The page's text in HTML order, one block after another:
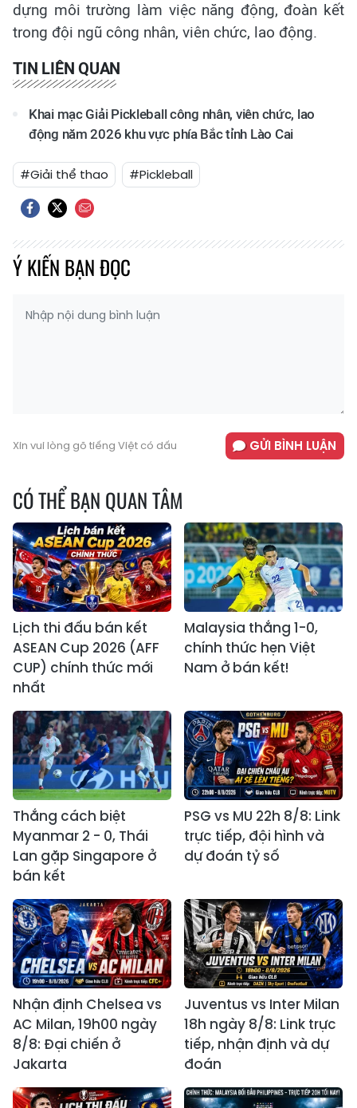
dựng môi trường làm việc năng động, đoàn kết
trong đội ngũ công nhân, viên chức, lao động.
TIN LIÊN QUAN
Khai mạc Giải Pickleball công nhân, viên chức, lao
động năm 2026 khu vực phía Bắc tỉnh Lào Cai
#Giải thể thao #Pickleball
Ý KIẾN BẠN ĐỌC
Xin vui lòng gõ tiếng Việt có dấu GỬI BÌNH LUẬN
CÓ THỂ BẠN QUAN TÂM
Lịch thi đấu bán kết
ASEAN Cup 2026 (AFF
CUP) chính thức mới
nhất
Malaysia thắng 1-0,
chính thức hẹn Việt
Nam ở bán kết!
Thắng cách biệt
Myanmar 2 - 0, Thái
Lan gặp Singapore ở
bán kết
PSG vs MU 22h 8/8: Link
trực tiếp, đội hình và
dự đoán tỷ số
Nhận định Chelsea vs
AC Milan, 19h00 ngày
8/8: Đại chiến ở
Jakarta
Juventus vs Inter Milan
18h ngày 8/8: Link trực
tiếp, nhận định và dự
đoán